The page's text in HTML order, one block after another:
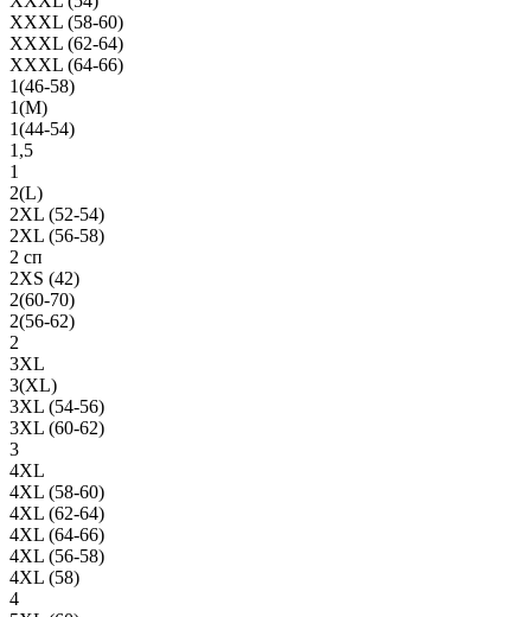
XXXL (58-60)
XXXL (62-64)
XXXL (64-66)
1(46-58)
1(М)
1(44-54)
1,5
1
2(L)
2XL (52-54)
2XL (56-58)
2 сп
2XS (42)
2(60-70)
2(56-62)
2
3XL
3(XL)
3XL (54-56)
3XL (60-62)
3
4XL
4XL (58-60)
4XL (62-64)
4XL (64-66)
4XL (56-58)
4XL (58)
4